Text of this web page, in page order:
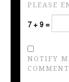
PLEASE
7 + 9 =
NOTIFY